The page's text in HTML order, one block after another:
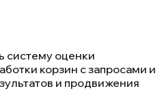
систему оценки
корзин с запросами и
и продвижения